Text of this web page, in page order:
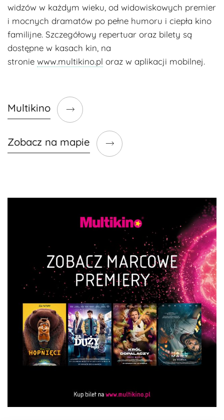
widzów w każdym wieku, od widowiskowych premier
i mocnych dramatów po pełne humoru i ciepła kino
familijne. Szczegółowy repertuar oraz bilety są
dostępne w kasach kin, na
stronie www.multikino.pl oraz w aplikacji mobilnej.
Multikino
Zobacz na mapie